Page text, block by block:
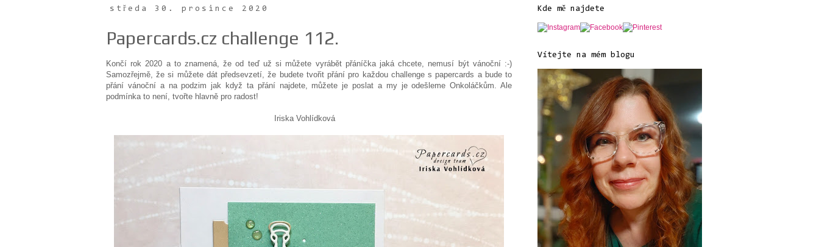
středa 30. prosince 2020
Papercards.cz challenge 112.
Končí rok 2020 a to znamená, že od teď už si můžete vyrábět přáníčka jaká chcete, nemusí být vánoční :-)
Samozřejmě, že si můžete dát předsevzetí, že budete tvořit přání pro každou challenge s papercards a bude to
přání vánoční a na podzim jak když ta přání najdete, můžete je poslat a my je odešleme Onkoláčkům. Ale
podmínka to není, tvořte hlavně pro radost!
Iriska Vohlídková
Kde mě najdete
Vítejte na mém blogu